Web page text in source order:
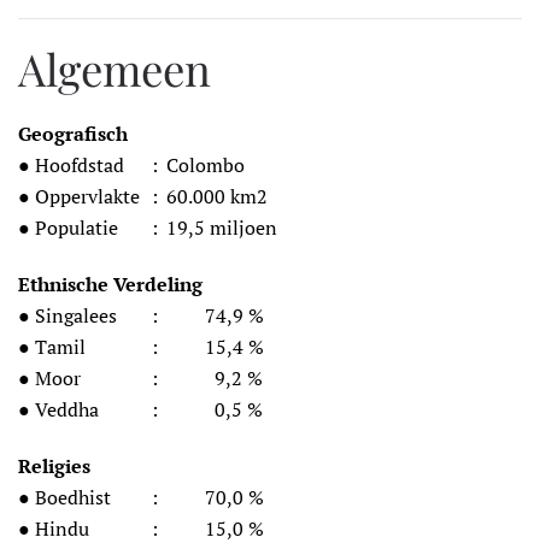
Algemeen
Geografisch
● Hoofdstad
: Colombo
● Oppervlakte : 60.000 km2
● Populatie
: 19,5 miljoen
Ethnische Verdeling
● Singalees
:
74,9 %
● Tamil
:
15,4 %
● Moor
:
9,2 %
● Veddha
: 0,5 %
Religies
● Boedhist
:
70,0 %
● Hindu
:
15,0 %